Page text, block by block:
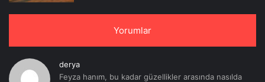
Yorumlar
derya
Feyza hanım, bu kadar güzellikler arasında nasılda